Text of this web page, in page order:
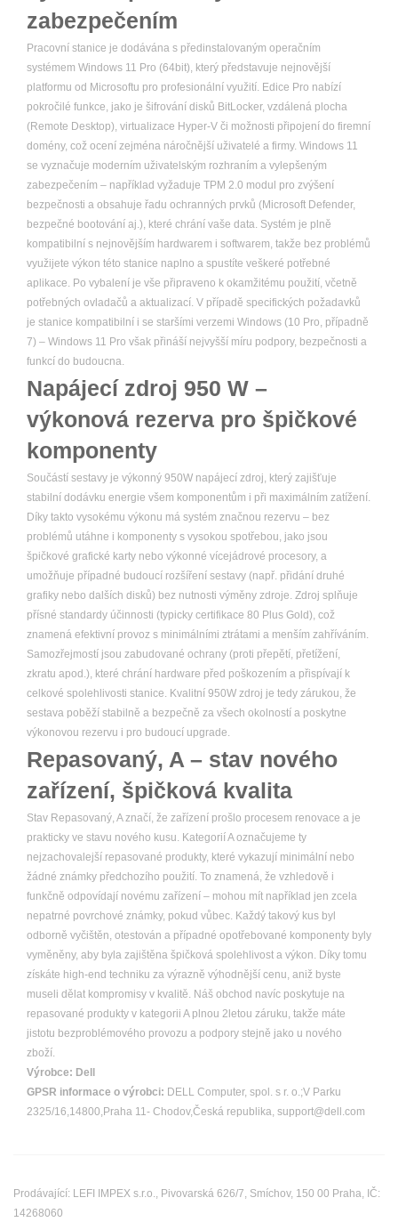
zabezpečením
Pracovní stanice je dodávána s předinstalovaným operačním
systémem Windows 11 Pro (64bit), který představuje nejnovější
platformu od Microsoftu pro profesionální využití. Edice Pro nabízí
pokročilé funkce, jako je šifrování disků BitLocker, vzdálená plocha
(Remote Desktop), virtualizace Hyper-V či možnosti připojení do firemní
domény, což ocení zejména náročnější uživatelé a firmy. Windows 11
se vyznačuje moderním uživatelským rozhraním a vylepšeným
zabezpečením – například vyžaduje TPM 2.0 modul pro zvýšení
bezpečnosti a obsahuje řadu ochranných prvků (Microsoft Defender,
bezpečné bootování aj.), které chrání vaše data. Systém je plně
kompatibilní s nejnovějším hardwarem i softwarem, takže bez problémů
využijete výkon této stanice naplno a spustíte veškeré potřebné
aplikace. Po vybalení je vše připraveno k okamžitému použití, včetně
potřebných ovladačů a aktualizací. V případě specifických požadavků
je stanice kompatibilní i se staršími verzemi Windows (10 Pro, případně
7) – Windows 11 Pro však přináší nejvyšší míru podpory, bezpečnosti a
funkcí do budoucna.
Napájecí zdroj 950 W –
výkonová rezerva pro špičkové
komponenty
Součástí sestavy je výkonný 950W napájecí zdroj, který zajišťuje
stabilní dodávku energie všem komponentům i při maximálním zatížení.
Díky takto vysokému výkonu má systém značnou rezervu – bez
problémů utáhne i komponenty s vysokou spotřebou, jako jsou
špičkové grafické karty nebo výkonné vícejádrové procesory, a
umožňuje případné budoucí rozšíření sestavy (např. přidání druhé
grafiky nebo dalších disků) bez nutnosti výměny zdroje. Zdroj splňuje
přísné standardy účinnosti (typicky certifikace 80 Plus Gold), což
znamená efektivní provoz s minimálními ztrátami a menším zahříváním.
Samozřejmostí jsou zabudované ochrany (proti přepětí, přetížení,
zkratu apod.), které chrání hardware před poškozením a přispívají k
celkové spolehlivosti stanice. Kvalitní 950W zdroj je tedy zárukou, že
sestava poběží stabilně a bezpečně za všech okolností a poskytne
výkonovou rezervu i pro budoucí upgrade.
Repasovaný, A – stav nového
zařízení, špičková kvalita
Stav Repasovaný, A značí, že zařízení prošlo procesem renovace a je
prakticky ve stavu nového kusu. Kategorií A označujeme ty
nejzachovalejší repasované produkty, které vykazují minimální nebo
žádné známky předchozího použití. To znamená, že vzhledově i
funkčně odpovídají novému zařízení – mohou mít například jen zcela
nepatrné povrchové známky, pokud vůbec. Každý takový kus byl
odborně vyčištěn, otestován a případné opotřebované komponenty byly
vyměněny, aby byla zajištěna špičková spolehlivost a výkon. Díky tomu
získáte high-end techniku za výrazně výhodnější cenu, aniž byste
museli dělat kompromisy v kvalitě. Náš obchod navíc poskytuje na
repasované produkty v kategorii A plnou 2letou záruku, takže máte
jistotu bezproblémového provozu a podpory stejně jako u nového
zboží.
Výrobce: Dell
GPSR informace o výrobci: DELL Computer, spol. s r. o.;V Parku
2325/16,14800,Praha 11- Chodov,Česká republika, support@dell.com
Prodávající: LEFI IMPEX s.r.o., Pivovarská 626/7, Smíchov, 150 00 Praha, IČ:
14268060